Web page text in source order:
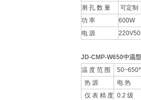
测 孔 数 量
可定制
功 率
600W
电 源
JD-CMP-W650中温
温 度 范 围
热 源
电 热
仪 表 精 度 0.2 级